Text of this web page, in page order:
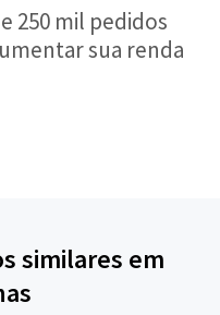
250 mil pedidos
sua renda
similares em